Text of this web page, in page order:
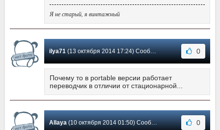
Я не старый, я винтажный
ilya71(13 октября 2014 17:24) Сообщение #40 0
Почему то в portable версии работает
переводчик в отличии от стационарной...
Allaya(10 октября 2014 01:50) Сообщение #39 0